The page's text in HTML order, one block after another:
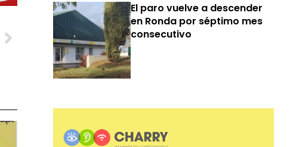
El paro vuelve a descender
en Ronda por séptimo mes
consecutivo